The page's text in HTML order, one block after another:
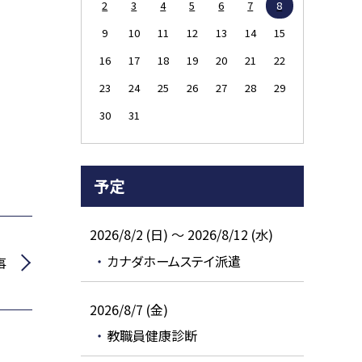
2 3 4 5 6 7
8
9
10 11 12 13 14
15
16
17 18 19 20 21
22
23
24 25 26 27 28
29
30
31
予定
2026/8/2 (日) ～ 2026/8/12 (水)
カナダホームステイ派遣
2026/8/7 (金)
教職員健康診断